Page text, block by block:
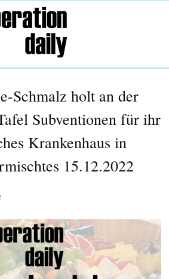
Schmalz holt an der
Subventionen für ihr
Krankenhaus in
15.12.2022